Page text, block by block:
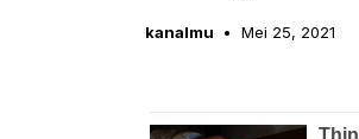
kanalmu Mei 25, 2021